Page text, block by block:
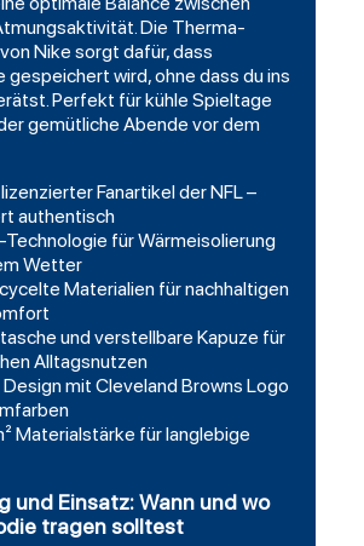
Die Therma-
Nike sorgt dafür, dass
gespeichert wird, ohne dass du ins
Perfekt für kühle Spieltage
gemütliche Abende vor dem
Fanartikel der NFL –
authentisch
für Wärmeisolierung
Wetter
Materialien für nachhaltigen
und verstellbare Kapuze für
Alltagsnutzen
mit Cleveland Browns Logo
Materialstärke für langlebige
und Einsatz: Wann und wo
tragen solltest